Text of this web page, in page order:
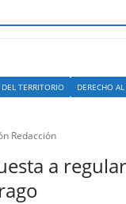
DEL TERRITORIO DERECHO
Redacción
a